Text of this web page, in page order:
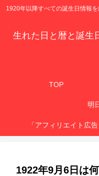
1920年以降すべての誕生日情報
生れた日と暦と誕生
TOP
明
「アフィリエイト広
1922年9月6日は